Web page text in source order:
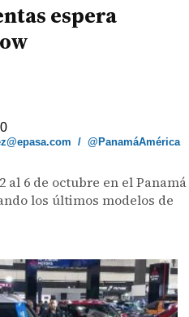
espera
/@PanamáAmérica
al 6 de octubre en el Panamá
los últimos modelos de